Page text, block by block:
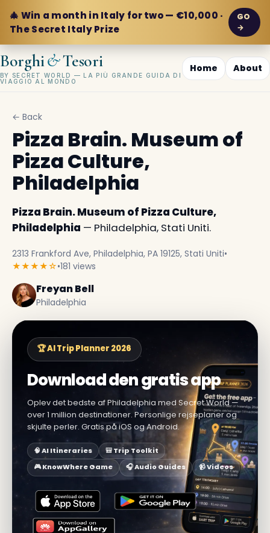
🎄 Win a month in Italy for two — €10,000 ·
The Secret Italy Prize
GO
→
Borghi&Tesori
BY SECRET WORLD — LA PIÙ GRANDE GUIDA DI
VIAGGIO AL MONDO
Home About
← Back
Pizza Brain. Museum of
Pizza Culture,
Philadelphia
Pizza Brain. Museum of Pizza Culture,
Philadelphia — Philadelphia, Stati Uniti.
2313 Frankford Ave, Philadelphia, PA 19125, Stati Uniti•
★★★★☆•181 views
Freyan Bell
Philadelphia
🏆 AI Trip Planner 2026
Download den gratis app
Oplev det bedste af Philadelphia med Secret World —
over 1 million destinationer. Personlige rejseplaner og
skjulte perler. Gratis på iOS og Android.
🧠 AI Itineraries
🎒 Trip Toolkit
🎮 KnowWhere Game
🎧 Audio Guides 📹 Videos